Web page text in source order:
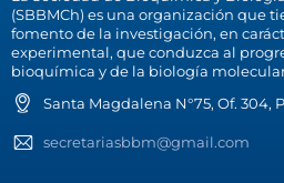
(SBBMCh) es una organización que
fomento de la investigación, en
experimental, que conduzca al
bioquímica y de la biología
Santa Magdalena N°75, Of. 304,
secretariasbbm@gmail.com